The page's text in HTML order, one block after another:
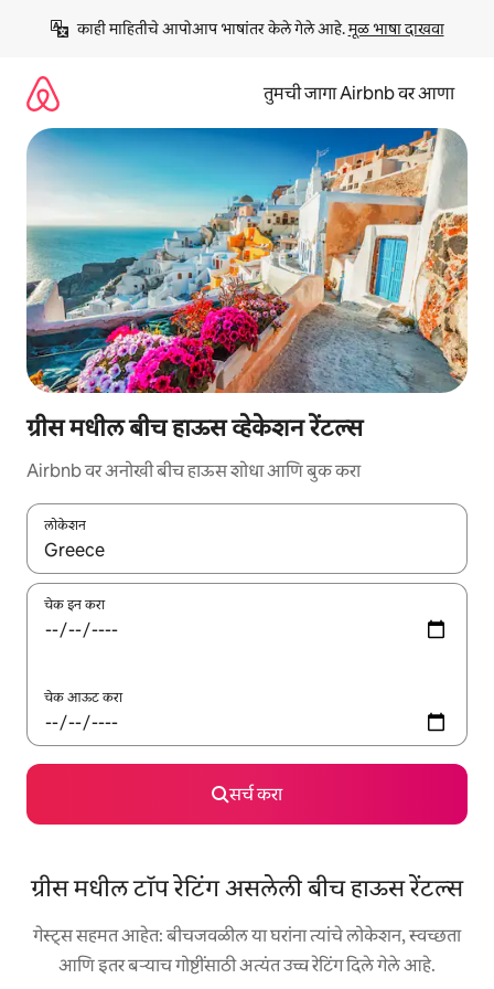
काही माहितीचे आपोआप भाषांतर केले गेले आहे. मूळ भाषा दाखवा
तुमची जागा Airbnb वर आणा
ग्रीस मधील बीच हाऊस व्हेकेशन रेंटल्स
Airbnb वर अनोखी बीच हाऊस शोधा आणि बुक करा
लोकेशन
जेव्हा परिणाम उपलब्ध असतील, तेव्हा वरच्या आणि खाली बाणांच्या किजसह
चेक इन करा
चेक आऊट करा
सर्च करा
ग्रीस मधील टॉप रेटिंग असलेली बीच हाऊस रेंटल्स
गेस्ट्स सहमत आहेत: बीचजवळील या घरांना त्यांचे लोकेशन, स्वच्छता
आणि इतर बऱ्याच गोष्टींसाठी अत्यंत उच्च रेटिंग दिले गेले आहे.